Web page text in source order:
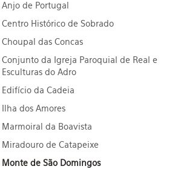
Anjo de Portugal
Centro Histórico de Sobrado
Choupal das Concas
Conjunto da Igreja Paroquial de Real e
Esculturas do Adro
Edifício da Cadeia
Ilha dos Amores
Marmoiral da Boavista
Miradouro de Catapeixe
Monte de São Domingos